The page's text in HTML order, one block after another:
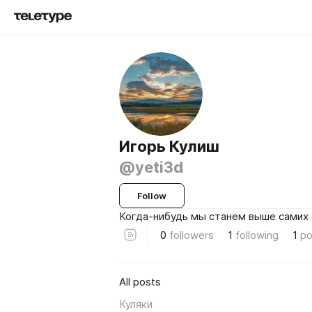
Игорь Кулиш
@yeti3d
Follow
Когда-нибудь мы станем выше самих
0 followers 1 following 1
All posts
Куляки